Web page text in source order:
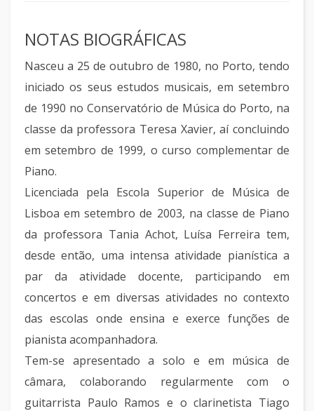
NOTAS BIOGRÁFICAS
Nasceu a 25 de outubro de 1980, no Porto, tendo
iniciado os seus estudos musicais, em setembro
de 1990 no Conservatório de Música do Porto, na
classe da professora Teresa Xavier, aí concluindo
em setembro de 1999, o curso complementar de
Piano.
Licenciada pela Escola Superior de Música de
Lisboa em setembro de 2003, na classe de Piano
da professora Tania Achot, Luísa Ferreira tem,
desde então, uma intensa atividade pianística a
par da atividade docente, participando em
concertos e em diversas atividades no contexto
das escolas onde ensina e exerce funções de
pianista acompanhadora.
Tem-se apresentado a solo e em música de
câmara, colaborando regularmente com o
guitarrista Paulo Ramos e o clarinetista Tiago